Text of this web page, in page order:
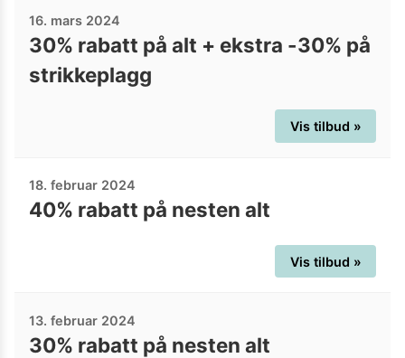
16. mars 2024
30% rabatt på alt + ekstra -30% på
strikkeplagg
Vis tilbud »
18. februar 2024
40% rabatt på nesten alt
Vis tilbud »
13. februar 2024
30% rabatt på nesten alt